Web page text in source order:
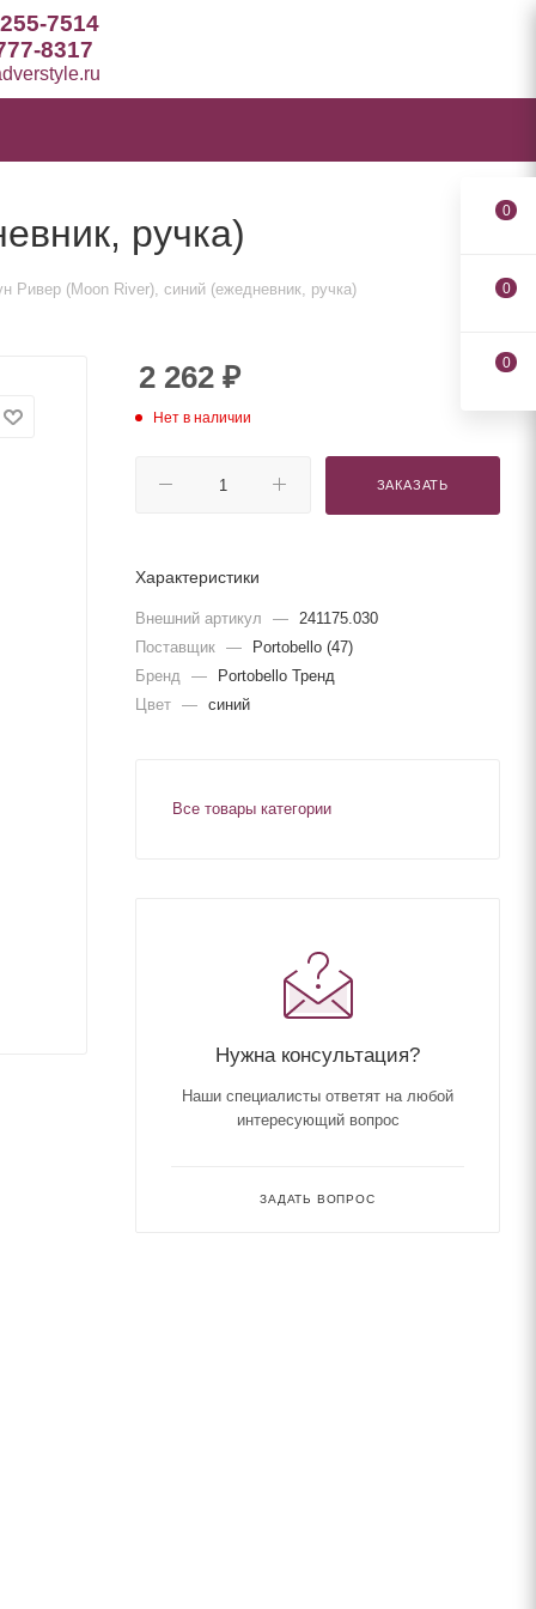
7514
8317
ручка)
Ривер (Moon River), синий (ежедневник, ручка)
2 262 ₽
Нет в наличии
ЗАКАЗАТЬ
Характеристики
Внешний артикул —
241175.030
Поставщик —
Portobello (47)
Бренд
—
Portobello Тренд
Цвет — синий
Все товары категории
Нужна консультация?
Наши специалисты ответят на любой
интересующий вопрос
ЗАДАТЬ ВОПРОС
0
0
0